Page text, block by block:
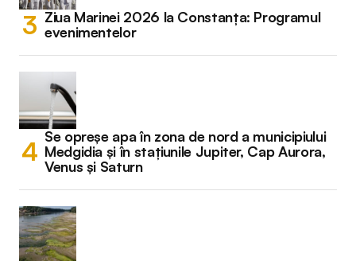
Ziua Marinei 2026 la Constanța: Programul
evenimentelor
Se opreșe apa în zona de nord a municipiului
Medgidia și în stațiunile Jupiter, Cap Aurora,
Venus și Saturn